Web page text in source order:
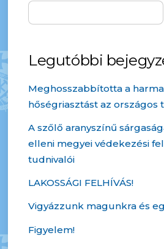
Legutóbbi
Meghosszabbította a
hőségriasztást az országos
A szőlő aranyszínű
elleni megyei védekezési
tudnivalói
LAKOSSÁGI FELHÍVÁS!
Vigyázzunk magunkra és
Figyelem!